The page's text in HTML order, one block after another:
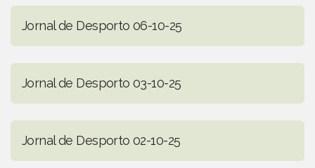
Jornal de Desporto 06-10-25
Jornal de Desporto 03-10-25
Jornal de Desporto 02-10-25